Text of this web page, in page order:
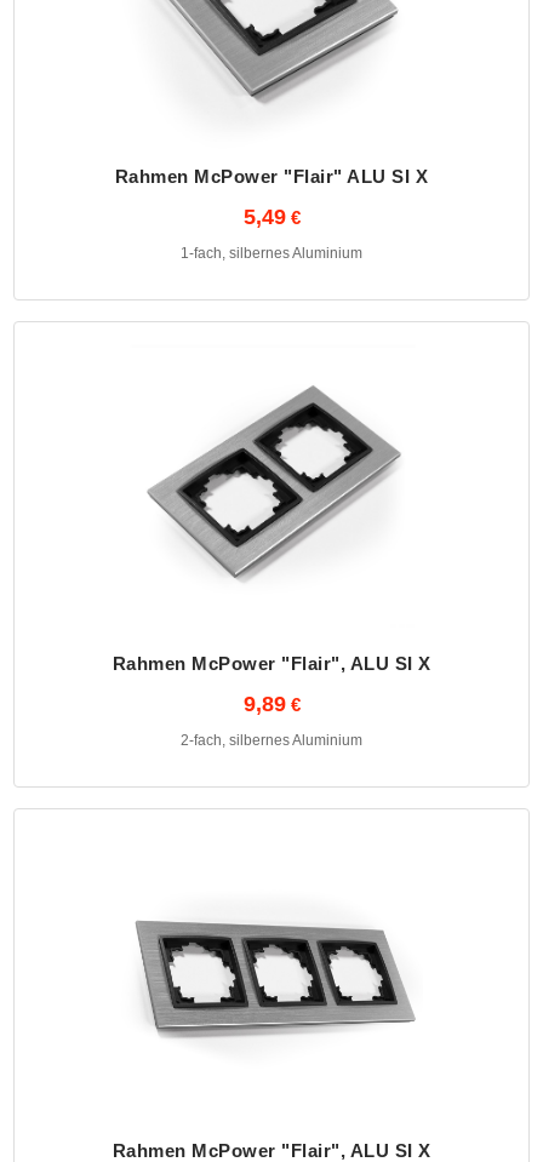
Rahmen McPower "Flair" ALU SI X
5,49
1-fach, silbernes Aluminium
Rahmen McPower "Flair", ALU SI X
9,89
2-fach, silbernes Aluminium
Rahmen McPower "Flair", ALU SI X